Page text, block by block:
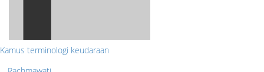
Kamus terminologi keudaraan